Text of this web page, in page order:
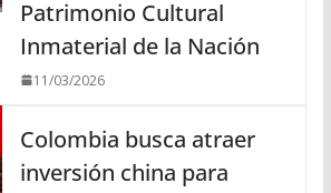
Patrimonio Cultural
Inmaterial de la Nación
11/03/2026
Colombia busca atraer
inversión china para